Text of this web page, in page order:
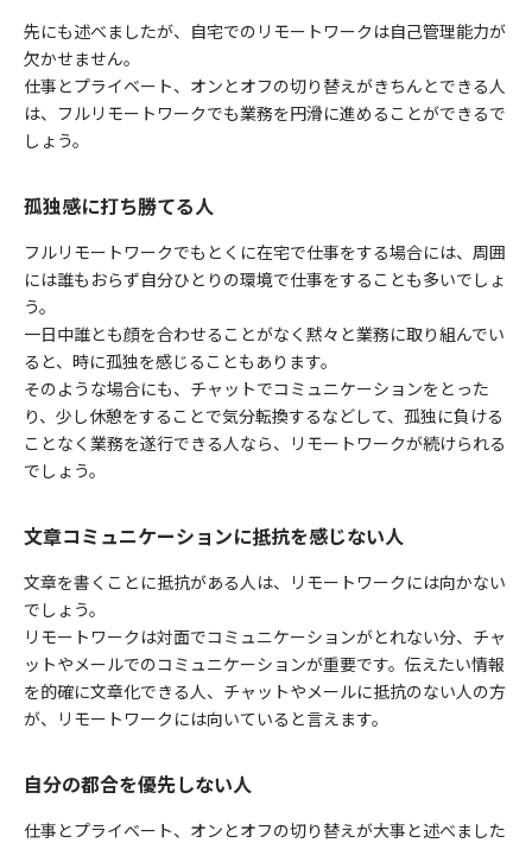
先にも述べましたが、自宅でのリモートワークは自己管理能力が
欠かせません。
仕事とプライベート、オンとオフの切り替えがきちんとできる人
は、フルリモートワークでも業務を円滑に進めることができるで
しょう。
孤独感に打ち勝てる人
フルリモートワークでもとくに在宅で仕事をする場合には、周囲
には誰もおらず自分ひとりの環境で仕事をすることも多いでしょ
う。
一日中誰とも顔を合わせることがなく黙々と業務に取り組んでい
ると、時に孤独を感じることもあります。
そのような場合にも、チャットでコミュニケーションをとった
り、少し休憩をすることで気分転換するなどして、孤独に負ける
ことなく業務を遂行できる人なら、リモートワークが続けられる
でしょう。
文章コミュニケーションに抵抗を感じない人
文章を書くことに抵抗がある人は、リモートワークには向かない
でしょう。
リモートワークは対面でコミュニケーションがとれない分、チャ
ットやメールでのコミュニケーションが重要です。伝えたい情報
を的確に文章化できる人、チャットやメールに抵抗のない人の方
が、リモートワークには向いていると言えます。
自分の都合を優先しない人
仕事とプライベート、オンとオフの切り替えが大事と述べました